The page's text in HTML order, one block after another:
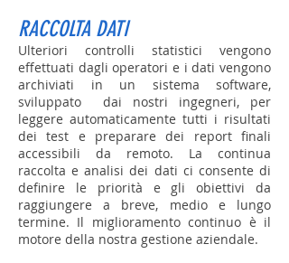
RACCOLTA DATI
Ulteriori controlli statistici vengono
effettuati dagli operatori e i dati vengono
archiviati in un sistema software,
sviluppato dai nostri ingegneri, per
leggere automaticamente tutti i risultati
dei test e preparare dei report finali
accessibili da remoto. La continua
raccolta e analisi dei dati ci consente di
definire le priorità e gli obiettivi da
raggiungere a breve, medio e lungo
termine. Il miglioramento continuo è il
motore della nostra gestione aziendale.